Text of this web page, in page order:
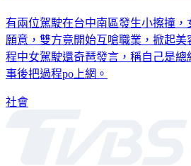
有兩位駕駛在台中南區發生小擦撞
願意，雙方竟開始互嗆職業，掀起
程中女駕駛還奇琶發言，稱自己是總
事後把過程po上網。
社會